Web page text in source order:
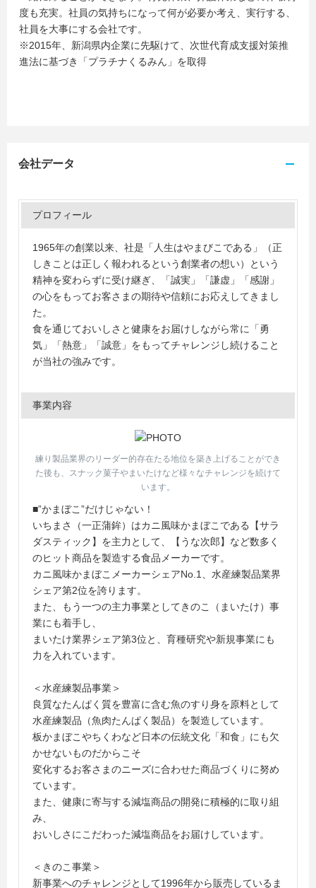
度も充実。社員の気持ちになって何が必要か考え、実行する、
社員を大事にする会社です。
※2015年、新潟県内企業に先駆けて、次世代育成支援対策推
進法に基づき「プラチナくるみん」を取得
会社データ
プロフィール
1965年の創業以来、社是「人生はやまびこである」（正
しきことは正しく報われるという創業者の想い）という
精神を変わらずに受け継ぎ、「誠実」「謙虚」「感謝」
の心をもってお客さまの期待や信頼にお応えしてきまし
た。
食を通じておいしさと健康をお届けしながら常に「勇
気」「熱意」「誠意」をもってチャレンジし続けること
が当社の強みです。
事業内容
練り製品業界のリーダー的存在たる地位を築き上げることができ
た後も、スナック菓子やまいたけなど様々なチャレンジを続けて
います。
■”かまぼこ”だけじゃない！
いちまさ（一正蒲鉾）はカニ風味かまぼこである【サラ
ダスティック】を主力として、【うな次郎】など数多く
のヒット商品を製造する食品メーカーです。
カニ風味かまぼこメーカーシェアNo.1、水産練製品業界
シェア第2位を誇ります。
また、もう一つの主力事業としてきのこ（まいたけ）事
業にも着手し、
まいたけ業界シェア第3位と、育種研究や新規事業にも
力を入れています。
＜水産練製品事業＞
良質なたんぱく質を豊富に含む魚のすり身を原料として
水産練製品（魚肉たんぱく製品）を製造しています。
板かまぼこやちくわなど日本の伝統文化「和食」にも欠
かせないものだからこそ
変化するお客さまのニーズに合わせた商品づくりに努め
ています。
また、健康に寄与する減塩商品の開発に積極的に取り組
み、
おいしさにこだわった減塩商品をお届けしています。
＜きのこ事業＞
新事業へのチャレンジとして1996年から販売しているま